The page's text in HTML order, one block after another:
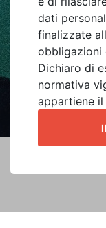
dati
finalizzate
obbligazioni
Dichiaro di
normativa
appartiene